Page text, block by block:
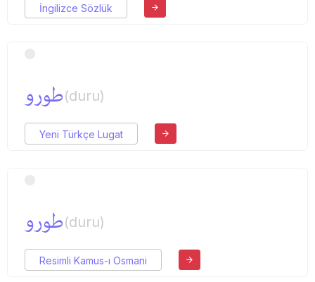
İngilizce Sözlük
طورو(duru)
Yeni Türkçe Lugat
طورو(duru)
Resimli Kamus-ı Osmani